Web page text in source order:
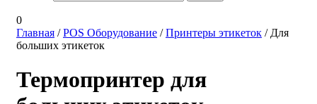
0
Главная /POS Оборудование /Принтеры этикеток / Для
больших этикеток
Термопринтер для